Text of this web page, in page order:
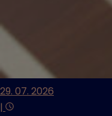
29. 07. 2026
|